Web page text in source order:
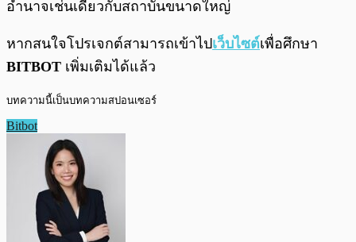
อำนาจเช่นเดียวกับสถาบันขนาดใหญ่
หากสนใจโปรเจกต์สามารถเข้าไปเว็บไซต์เพื่อศึกษา
BITBOT เพิ่มเติมได้แล้ว
บทความนี้เป็นบทความสปอนเซอร์
Bitbot